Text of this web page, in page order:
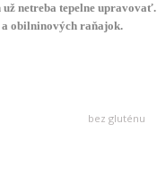
netreba tepelne upravovať.
a obilninových raňajok.
bez gluténu